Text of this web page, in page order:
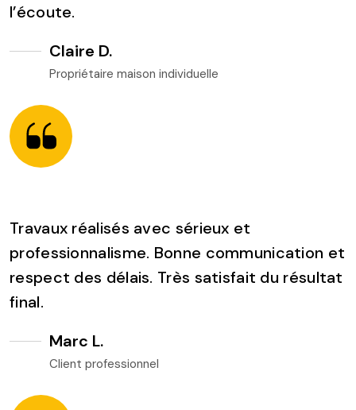
l’écoute.
Claire D.
Propriétaire maison individuelle
Travaux réalisés avec sérieux et
professionnalisme. Bonne communication et
respect des délais. Très satisfait du résultat
final.
Marc L.
Client professionnel